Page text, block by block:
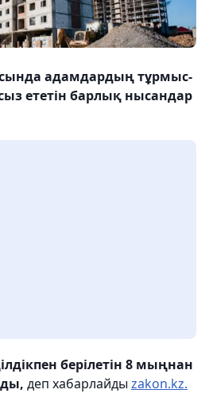
адамдардың тұрмыс-
ететін барлық нысандар
берілетін 8 мыңнан
деп хабарлайды zakon.kz.